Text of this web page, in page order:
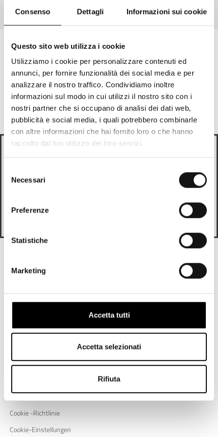
Consenso Dettagli Informazioni sui cookie
Questo sito web utilizza i cookie
Utilizziamo i cookie per personalizzare contenuti ed
annunci, per fornire funzionalità dei social media e per
analizzare il nostro traffico. Condividiamo inoltre
informazioni sul modo in cui utilizzi il nostro sito con i
nostri partner che si occupano di analisi dei dati web,
pubblicità e social media, i quali potrebbero combinarle
con altre informazioni che hai fornito loro o che hanno
raccolto dal tuo utilizzo dei loro servizi.
delNecessari
Preferenze
Statistiche
Marketing
Accetta tutti
Accetta selezionati
Rifiuta
In den Artikel gehen 1
In den Artikel gehen 2
In den Artikel gehen 3
Melde Dich für die Newsletter
an!
Du bekommst sofort einen Gutschein im Wert von
20%
Email
Werbemitteilungen ein, die meinen Kaufpräferenzen und Interessen
Unterstützung
Sendungen und Rückkehr
Unternehmen
Wer wir sind
Blog
Lagern Sie Locator
Datenschutzrichtlinie
Cookie -Richtlinie
Cookie-Einstellungen
Italian
Change